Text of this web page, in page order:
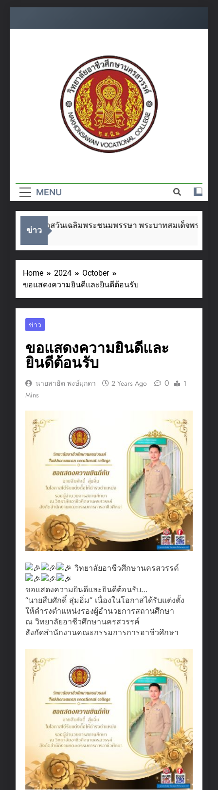
อาชีวศึกษา
นครสวรรค์
MENU
ข่าว
องในโอกาสวันเฉลิมพระชนมพรรษา พระบาทสมเด็จพระเจ้า
Home 2024
October
ขอแสดงความยินดีและยินดีต้อนรับ
ข่าว
ขอแสดงความยินดีและ
ยินดีต้อนรับ
นายสาธิต พงษ์มุกดา 2 Years Ago 0
1
Mins
วิทยาลัยอาชีวศึกษานครสวรรค์
ขอแสดงความยินดีและยินดีต้อนรับ…
“นายสืบศักดิ์ สุ่มอิ่ม” เนื่องในโอกาสได้รับแต่งตั้ง
ให้ดำรงตำแหน่งรองผู้อํานวยการสถานศึกษา
ณ วิทยาลัยอาชีวศึกษานครสวรรค์
สังกัดสำนักงานคณะกรรมการการอาชีวศึกษา